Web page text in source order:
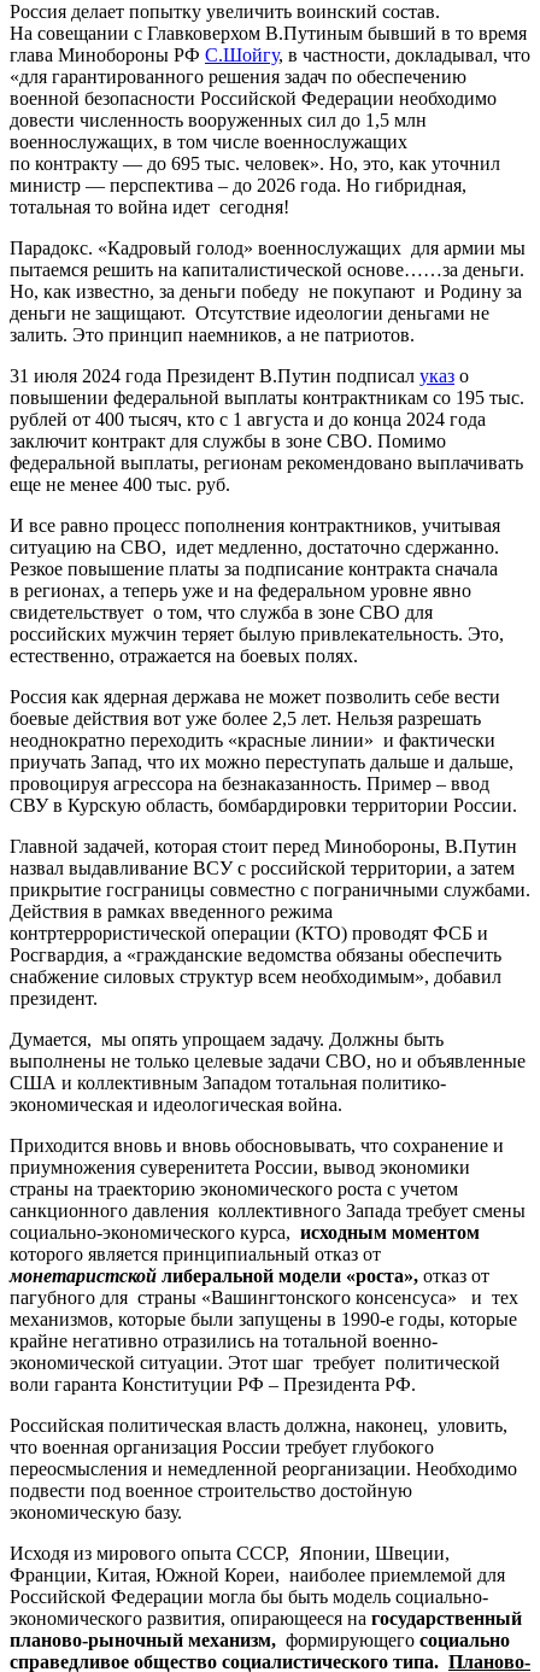
Россия делает попытку увеличить воинский состав.
На совещании с Главковерхом В.Путиным бывший в то время
глава Минобороны РФ С.Шойгу, в частности, докладывал, что
«для гарантированного решения задач по обеспечению
военной безопасности Российской Федерации необходимо
довести численность вооруженных сил до 1,5 млн
военнослужащих, в том числе военнослужащих
по контракту — до 695 тыс. человек». Но, это, как уточнил
министр — перспектива – до 2026 года. Но гибридная,
тотальная то война идет сегодня!
Парадокс. «Кадровый голод» военнослужащих для армии мы
пытаемся решить на капиталистической основе……за деньги.
Но, как известно, за деньги победу не покупают и Родину за
деньги не защищают. Отсутствие идеологии деньгами не
залить. Это принцип наемников, а не патриотов.
31 июля 2024 года Президент В.Путин подписал указ о
повышении федеральной выплаты контрактникам со 195 тыс.
рублей от 400 тысяч, кто с 1 августа и до конца 2024 года
заключит контракт для службы в зоне СВО. Помимо
федеральной выплаты, регионам рекомендовано выплачивать
еще не менее 400 тыс. руб.
И все равно процесс пополнения контрактников, учитывая
ситуацию на СВО, идет медленно, достаточно сдержанно.
Резкое повышение платы за подписание контракта сначала
в регионах, а теперь уже и на федеральном уровне явно
свидетельствует о том, что служба в зоне СВО для
российских мужчин теряет былую привлекательность. Это,
естественно, отражается на боевых полях.
Россия как ядерная держава не может позволить себе вести
боевые действия вот уже более 2,5 лет. Нельзя разрешать
неоднократно переходить «красные линии» и фактически
приучать Запад, что их можно переступать дальше и дальше,
провоцируя агрессора на безнаказанность. Пример – ввод
СВУ в Курскую область, бомбардировки территории России.
Главной задачей, которая стоит перед Минобороны, В.Путин
назвал выдавливание ВСУ с российской территории, а затем
прикрытие госграницы совместно с пограничными службами.
Действия в рамках введенного режима
контртеррористической операции (КТО) проводят ФСБ и
Росгвардия, а «гражданские ведомства обязаны обеспечить
снабжение силовых структур всем необходимым», добавил
президент.
Думается, мы опять упрощаем задачу. Должны быть
выполнены не только целевые задачи СВО, но и объявленные
США и коллективным Западом тотальная политико-
экономическая и идеологическая война.
Приходится вновь и вновь обосновывать, что сохранение и
приумножения суверенитета России, вывод экономики
страны на траекторию экономического роста с учетом
санкционного давления коллективного Запада требует смены
социально-экономического курса, исходным моментом
которого является принципиальный отказ от
монетаристской либеральной модели «роста», отказ от
пагубного для страны «Вашингтонского консенсуса»
и тех
механизмов, которые были запущены в 1990-е годы, которые
крайне негативно отразились на тотальной военно-
экономической ситуации. Этот шаг требует политической
воли гаранта Конституции РФ – Президента РФ.
Российская политическая власть должна, наконец, уловить,
что военная организация России требует глубокого
переосмысления и немедленной реорганизации. Необходимо
подвести под военное строительство достойную
экономическую базу.
Исходя из мирового опыта СССР, Японии, Швеции,
Франции, Китая, Южной Кореи, наиболее приемлемой для
Российской Федерации могла бы быть модель социально-
экономического развития, опирающееся на государственный
планово-рыночный механизм, формирующего социально
справедливое общество социалистического типа. Планово-